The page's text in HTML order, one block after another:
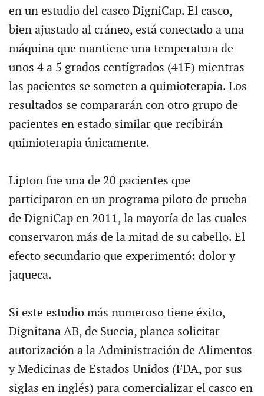
en un estudio del casco DigniCap. El casco,
bien ajustado al cráneo, está conectado a una
máquina que mantiene una temperatura de
unos 4 a 5 grados centígrados (41F) mientras
las pacientes se someten a quimioterapia. Los
resultados se compararán con otro grupo de
pacientes en estado similar que recibirán
quimioterapia únicamente.
Lipton fue una de 20 pacientes que
participaron en un programa piloto de prueba
de DigniCap en 2011, la mayoría de las cuales
conservaron más de la mitad de su cabello. El
efecto secundario que experimentó: dolor y
jaqueca.
Si este estudio más numeroso tiene éxito,
Dignitana AB, de Suecia, planea solicitar
autorización a la Administración de Alimentos
y Medicinas de Estados Unidos (FDA, por sus
siglas en inglés) para comercializar el casco en